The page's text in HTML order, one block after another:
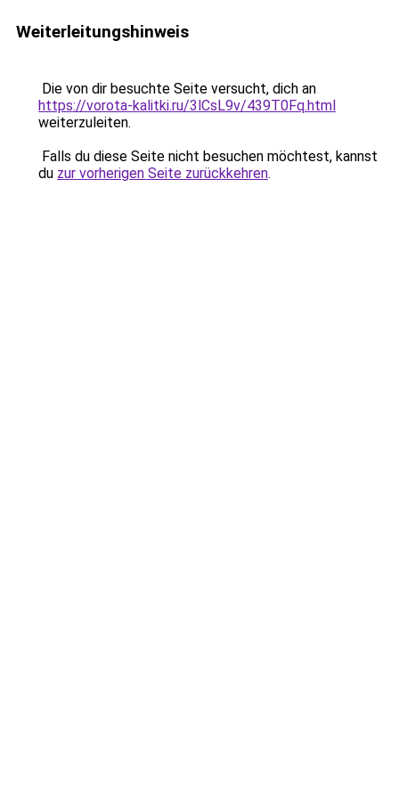
Weiterleitungshinweis
Die von dir besuchte Seite versucht, dich an
https://vorota-kalitki.ru/3lCsL9v/439T0Fq.html
weiterzuleiten.
Falls du diese Seite nicht besuchen möchtest, kannst
du zur vorherigen Seite zurückkehren.